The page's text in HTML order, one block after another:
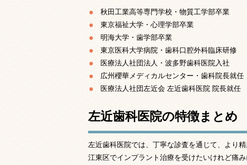
秋田工業高等専門学校・物質工学部卒業
東京福祉大学・心理学部卒業
明海大学・歯学部卒業
東京医科大学病院・歯科口腔外科臨床研修
医療法人社団法人・波多野歯科医院入社
広州櫻華メディカルセンター・歯科院長就任
医療法人社団左近会 左近歯科医院 院長就任
左近歯科医院の特徴まとめ
左近歯科医院では、丁寧な診査を通じて、より
江東区でインプラント治療を受けたいけれど痛